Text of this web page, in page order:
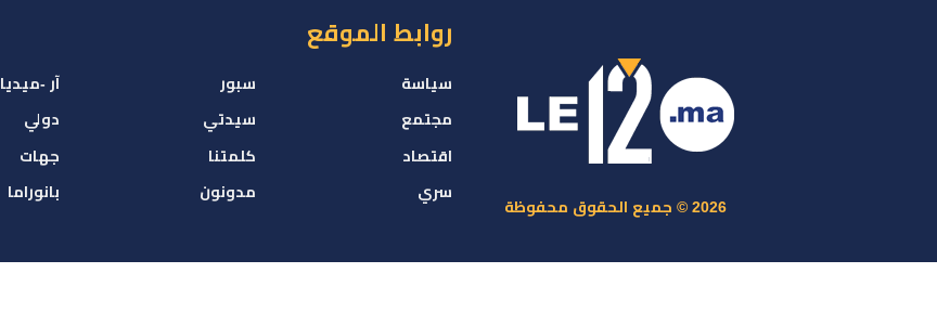
2026 © جميع الحقوق محفوظة
روابط الموقع
سياسة
مجتمع
اقتصاد
سري
سبور
سيدتي
كلمتنا
مدونون
آر -ميديا
دولي
جهات
بانوراما